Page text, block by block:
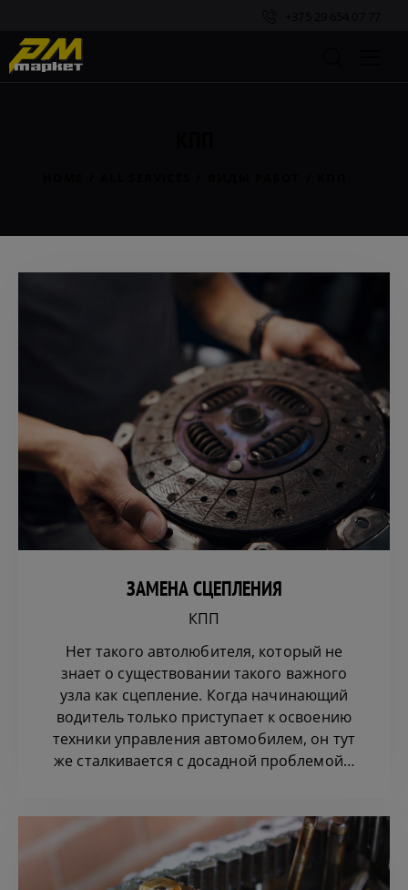
ЗАМЕНА СЦЕПЛЕНИЯ
КПП
Нет такого автолюбителя, который не
знает о существовании такого важного
узла как сцепление. Когда начинающий
водитель только приступает к освоению
техники управления автомобилем, он тут
же сталкивается с досадной проблемой…